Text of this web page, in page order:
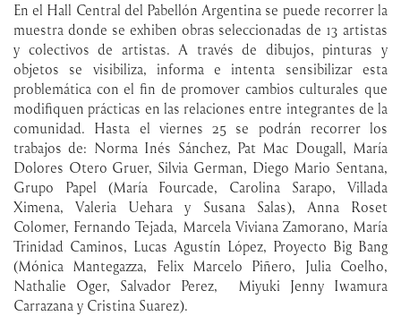
En el Hall Central del Pabellón Argentina se puede recorrer la
muestra donde se exhiben obras seleccionadas de 13 artistas
y colectivos de artistas. A través de dibujos, pinturas y
objetos se visibiliza, informa e intenta sensibilizar esta
problemática con el fin de promover cambios culturales que
modifiquen prácticas en las relaciones entre integrantes de la
comunidad. Hasta el viernes 25 se podrán recorrer los
trabajos de: Norma Inés Sánchez, Pat Mac Dougall, María
Dolores Otero Gruer, Silvia German, Diego Mario Sentana,
Grupo Papel (María Fourcade, Carolina Sarapo, Villada
Ximena, Valeria Uehara y Susana Salas), Anna Roset
Colomer, Fernando Tejada, Marcela Viviana Zamorano, María
Trinidad Caminos, Lucas Agustín López, Proyecto Big Bang
(Mónica Mantegazza, Felix Marcelo Piñero, Julia Coelho,
Nathalie Oger, Salvador Perez, Miyuki Jenny Iwamura
Carrazana y Cristina Suarez).